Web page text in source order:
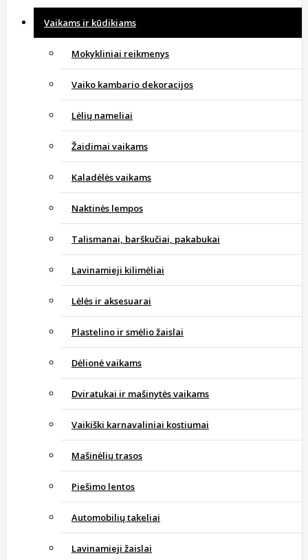
Vaikams ir kūdikiams
Mokykliniai reikmenys
Vaiko kambario dekoracijos
Lėlių nameliai
Žaidimai vaikams
Kaladėlės vaikams
Naktinės lempos
Talismanai, barškučiai, pakabukai
Lavinamieji kilimėliai
Lėlės ir aksesuarai
Plastelino ir smėlio žaislai
Dėlionė vaikams
Dviratukai ir mašinytės vaikams
Vaikiški karnavaliniai kostiumai
Mašinėlių trasos
Piešimo lentos
Automobilių takeliai
Lavinamieji žaislai